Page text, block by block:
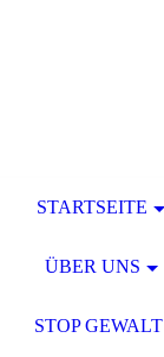
STARTSEITE
ÜBER UNS
STOP GEWALT